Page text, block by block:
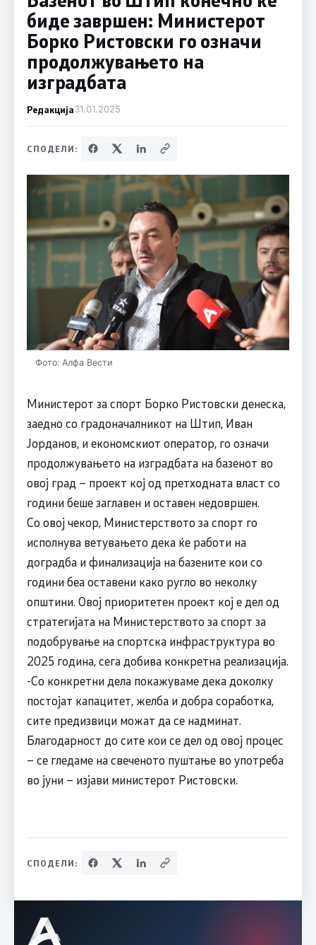
биде завршен: Министерот
Борко Ристовски го означи
продолжувањето на
изградбата
Редакција31.01.2025
СПОДЕЛИ:
Фото: Алфа Вести
Министерот за спорт Борко Ристовски денеска,
заедно со градоначалникот на Штип, Иван
Јорданов, и економскиот оператор, го означи
продолжувањето на изградбата на базенот во
овој град – проект кој од претходната власт со
години беше заглавен и оставен недовршен.
Со овој чекор, Министерството за спорт го
исполнува ветувањето дека ќе работи на
доградба и финализација на базените кои со
години беа оставени како ругло во неколку
општини. Овој приоритетен проект кој е дел од
стратегијата на Министерството за спорт за
подобрување на спортска инфраструктура во
2025 година, сега добива конкретна реализација.
-Со конкретни дела покажуваме дека доколку
постојат капацитет, желба и добра соработка,
сите предизвици можат да се надминат.
Благодарност до сите кои се дел од овој процес
– се гледаме на свеченото пуштање во употреба
во јуни – изјави министерот Ристовски.
СПОДЕЛИ: